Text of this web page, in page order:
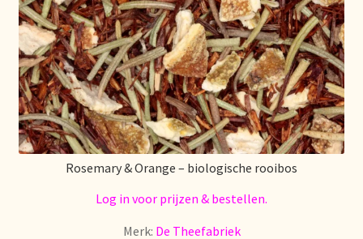
Rosemary & Orange – biologische rooibos
Log in voor prijzen & bestellen.
Merk: De Theefabriek